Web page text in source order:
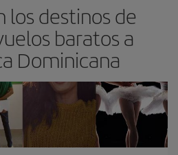
los destinos de
baratos a
Dominicana